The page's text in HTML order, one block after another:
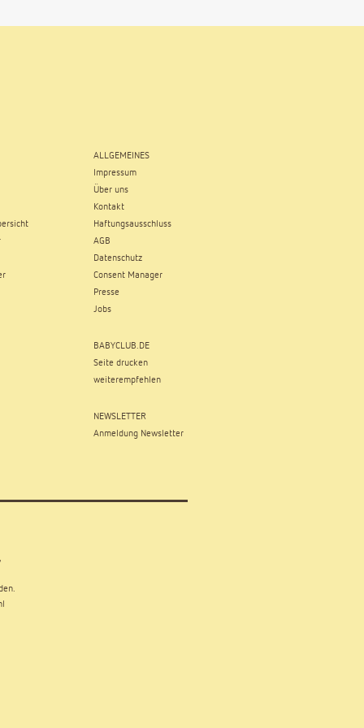
ALLGEMEINES
Impressum
Über uns
Kontakt
Haftungsausschluss
AGB
Datenschutz
Consent Manager
Presse
Jobs
BABYCLUB.DE
Seite drucken
weiterempfehlen
NEWSLETTER
Anmeldung Newsletter